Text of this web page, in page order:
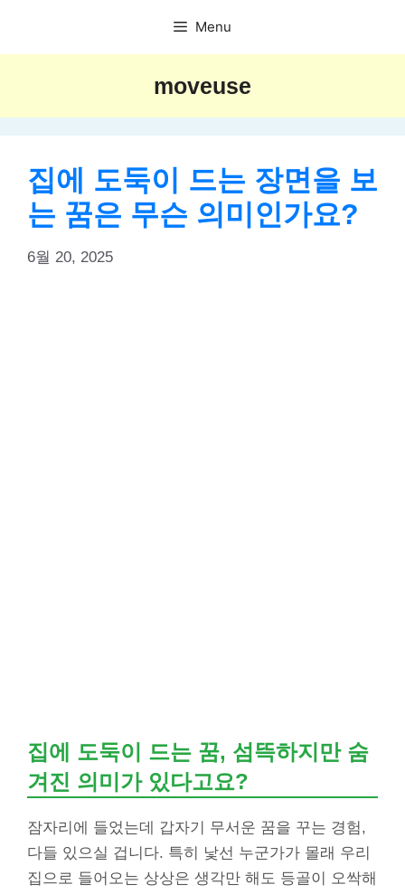
content
Menu
moveuse
집에 도둑이 드는 장면을 보
는 꿈은 무슨 의미인가요?
6월 20, 2025
집에 도둑이 드는 꿈, 섬뜩하지만 숨
겨진 의미가 있다고요?
잠자리에 들었는데 갑자기 무서운 꿈을 꾸는 경험,
다들 있으실 겁니다. 특히 낯선 누군가가 몰래 우리
집으로 들어오는 상상은 생각만 해도 등골이 오싹해